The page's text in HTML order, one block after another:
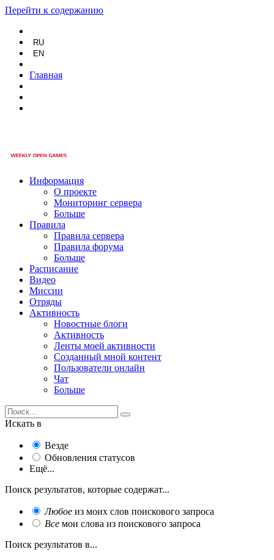
Перейти к содержанию
RU
EN
Главная
Информация
О проекте
Мониторинг сервера
Больше
Правила
Правила сервера
Правила форума
Больше
Расписание
Видео
Миссии
Отряды
Активность
Новостные блоги
Активность
Ленты моей активности
Созданный мной контент
Пользователи онлайн
Чат
Больше
Искать в
Везде
Обновления статусов
Ещё...
Поиск результатов, которые содержат...
Любое из моих слов поискового запроса
Все мои слова из поискового запроса
Поиск результатов в...